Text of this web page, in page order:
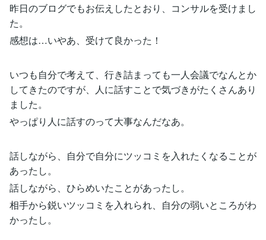
昨日のブログでもお伝えしたとおり、コンサルを受けまし
た。
感想は…いやあ、受けて良かった！
いつも自分で考えて、行き詰まっても一人会議でなんとか
してきたのですが、人に話すことで気づきがたくさんあり
ました。
やっぱり人に話すのって大事なんだなあ。
話しながら、自分で自分にツッコミを入れたくなることが
あったし。
話しながら、ひらめいたことがあったし。
相手から鋭いツッコミを入れられ、自分の弱いところがわ
かったし。